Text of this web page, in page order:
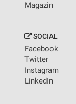
Magazin
SOCIAL
Facebook
Twitter
Instagram
LinkedIn